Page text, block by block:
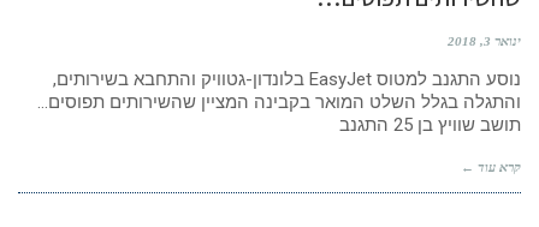
ינואר 3, 2018
נוסע התגנב למטוס EasyJet בלונדון-גטוויק והתחבא בשירותים,
והתגלה בגלל השלט המואר בקבינה המציין שהשירותים תפוסים…
תושב שוויץ בן 25 התגנב
קרא עוד ←